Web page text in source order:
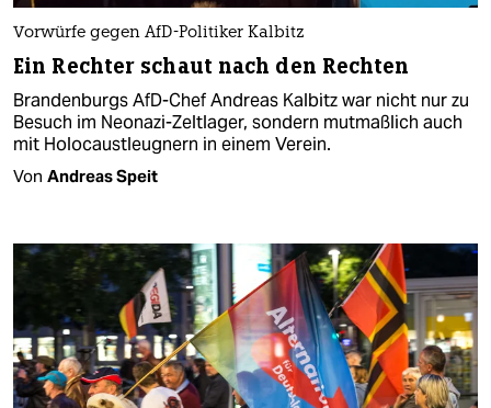
Vorwürfe gegen AfD-Politiker Kalbitz
Ein Rechter schaut nach den Rechten
Brandenburgs AfD-Chef Andreas Kalbitz war nicht nur zu
Besuch im Neonazi-Zeltlager, sondern mutmaßlich auch
mit Holocaustleugnern in einem Verein.
Von Andreas Speit